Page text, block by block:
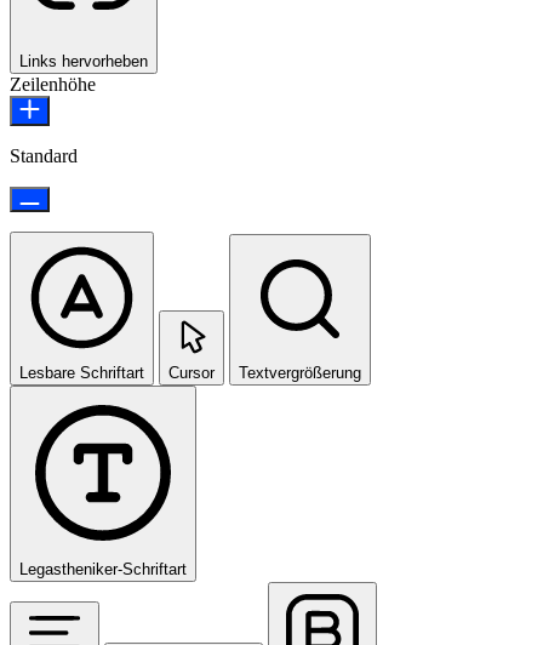
Links hervorheben
Zeilenhöhe
Standard
Lesbare Schriftart Cursor Textvergrößerung
Legastheniker-Schriftart